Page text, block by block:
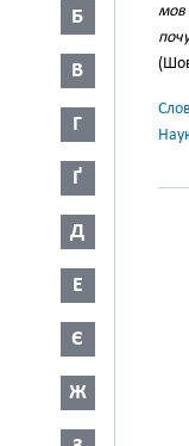
Б
В
Г
Ґ
Д
Е
Є
Ж
мов